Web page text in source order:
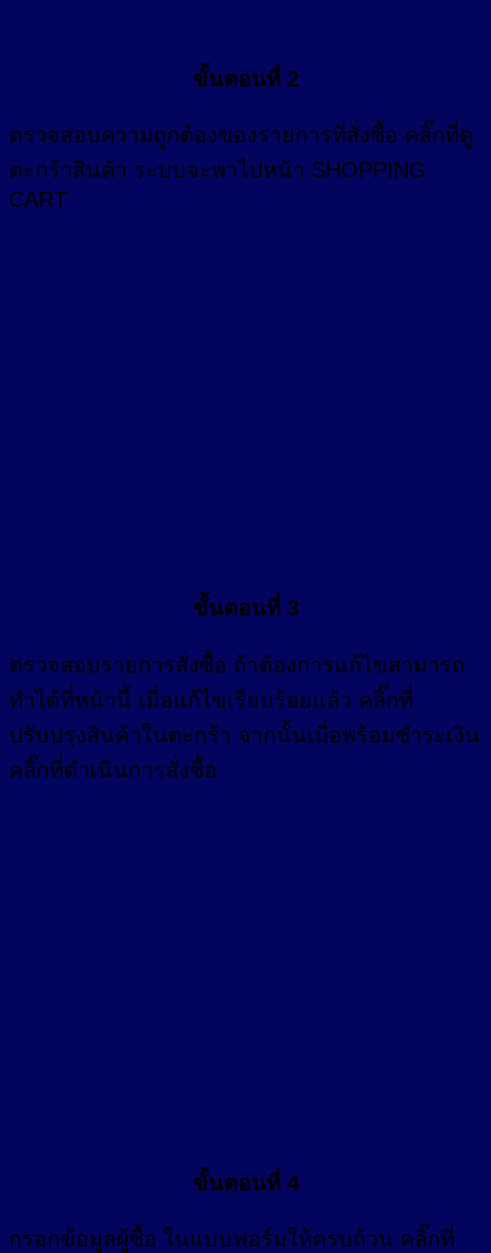
ขั้นตอนที่ 2
ตรวจสอบความถูกต้องของรายการที่สั่งซื้อ คลิ๊กที่ดู
ตะกร้าสินค้า ระบบจะพาไปหน้า SHOPPING
CART
ขั้นตอนที่ 3
ตรวจสอบรายการสั่งซื้อ ถ้าต้องการแก้ไขสามารถ
ทำได้ที่หน้านี้ เมื่อแก้ไขเรียบร้อยแล้ว คลิ๊กที่
ปรับปรุงสินค้าในตะกร้า จากนั้นเมื่อพร้อมชำระเงิน
คลิ๊กที่ดำเนินการสั่งซื้อ
ขั้นตอนที่ 4
กรอกข้อมูลผู้ซื้อ ในแบบฟอร์มให้ครบถ้วน คลิ๊กที่